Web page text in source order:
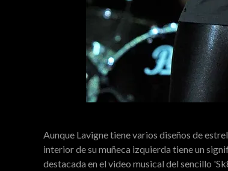
Aunque Lavigne tiene varios diseños de
interior de su muñeca izquierda tiene un
destacada en el video musical del sencillo